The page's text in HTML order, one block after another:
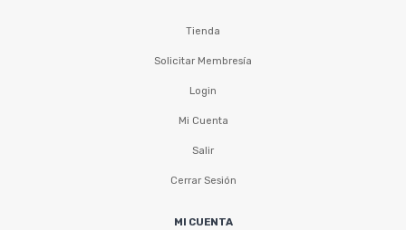
Tienda
Solicitar Membresía
Login
Mi Cuenta
Salir
Cerrar Sesión
MI CUENTA